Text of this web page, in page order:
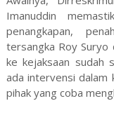
Imanuddin
penangkapan,
tersangka Roy
ke kejaksaan sudah
ada intervensi dalam
pihak yang coba